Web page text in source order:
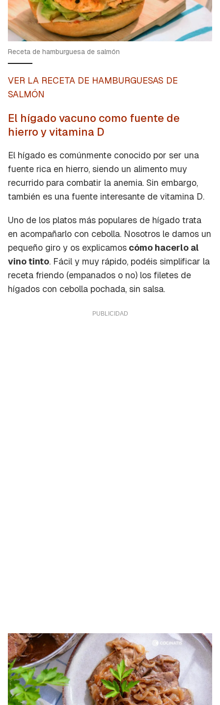
de iniciar sesión con tu cuenta de Cocinatis.
INICIAR SESIÓN CANCELAR
Receta de hamburguesa de salmón
VER LA RECETA DE HAMBURGUESAS DE
SALMÓN
El hígado vacuno como fuente de
hierro y vitamina D
El hígado es comúnmente conocido por ser una
fuente rica en hierro, siendo un alimento muy
recurrido para combatir la anemia. Sin embargo,
también es una fuente interesante de vitamina D.
Uno de los platos más populares de hígado trata
en acompañarlo con cebolla. Nosotros le damos un
pequeño giro y os explicamos cómo hacerlo al
vino tinto. Fácil y muy rápido, podéis simplificar la
receta friendo (empanados o no) los filetes de
hígados con cebolla pochada, sin salsa.
ACEPTAR